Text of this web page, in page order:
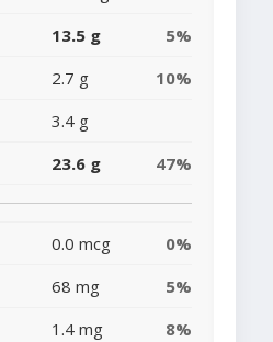
13.5 g
5%
2.7 g
10%
3.4 g
23.6 g 47%
0.0 mcg
0%
68 mg
5%
1.4 mg
8%